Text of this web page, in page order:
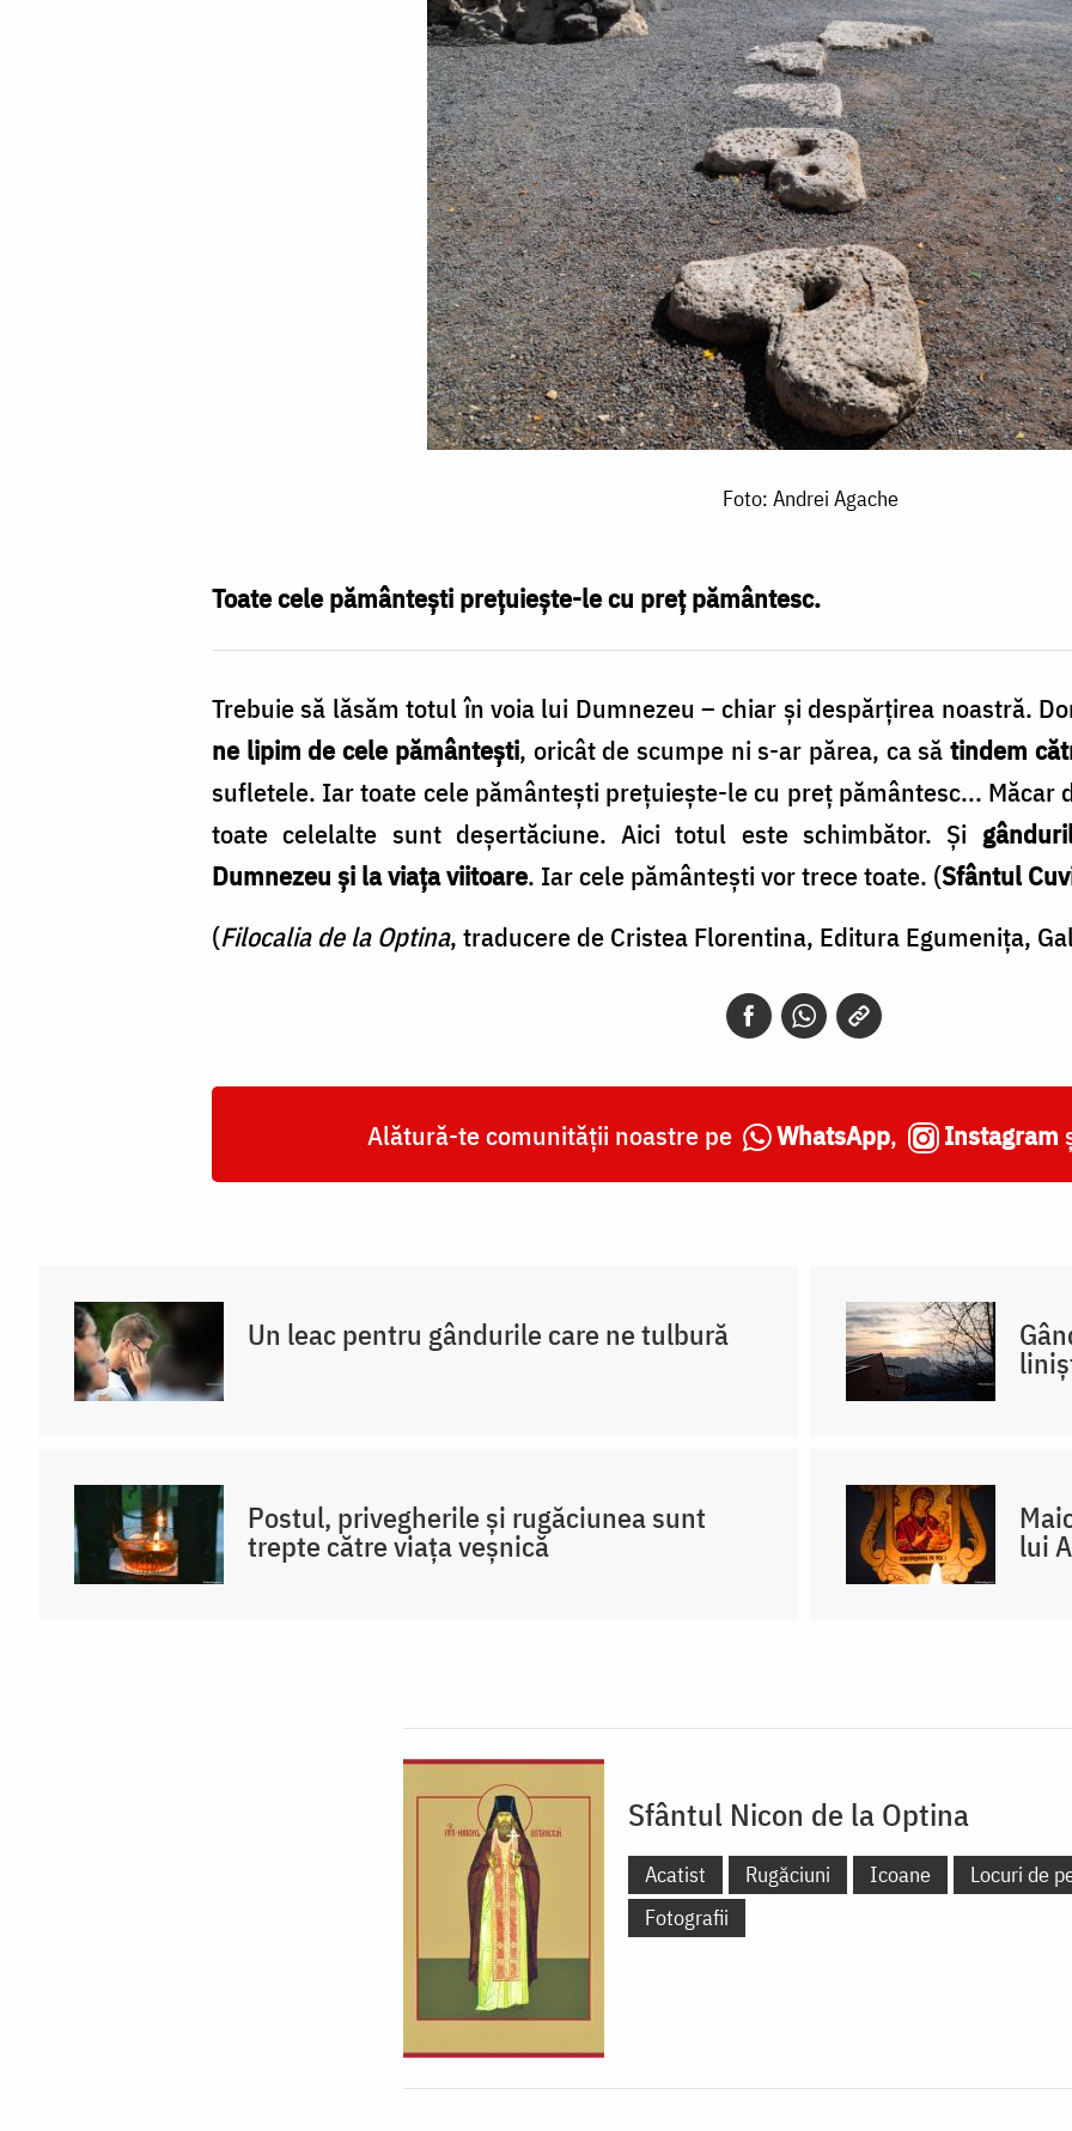
Foto: Andrei Agache
Toate cele pământești prețuiește-le cu preț pământesc.
Trebuie să lăsăm totul în voia lui Dumnezeu – chiar și despărțirea noastră.
ne lipim de cele pământești, oricât de scumpe ni s-ar părea, ca sătindem
sufletele. Iar toate cele pământești prețuiește-le cu preț pământesc... Măcar
toate celelalte sunt deșertăciune. Aici totul este schimbător. Și
Dumnezeu și la viața viitoare. Iar cele pământești vor trece toate. (Sfântul
(Filocalia de la Optina, traducere de Cristea Florentina, Editura Egumenița,
Alătură-te comunității noastre pe WhatsApp, Instagram
Un leac pentru gândurile care ne tulbură
Postul, privegherile și rugăciunea sunt
trepte către viața veșnică lui
Sfântul Nicon de la Optina
Acatist Rugăciuni Icoane
Locuri de
Fotografii